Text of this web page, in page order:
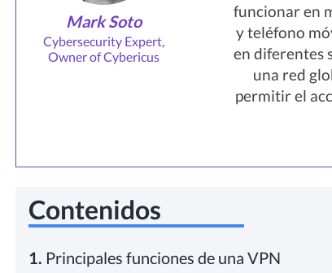
Mark Soto
Cybersecurity Expert,
Owner of Cybericus
funcionar en
y teléfono
en diferentes
una red
permitir el
Contenidos
1. Principales funciones de una VPN